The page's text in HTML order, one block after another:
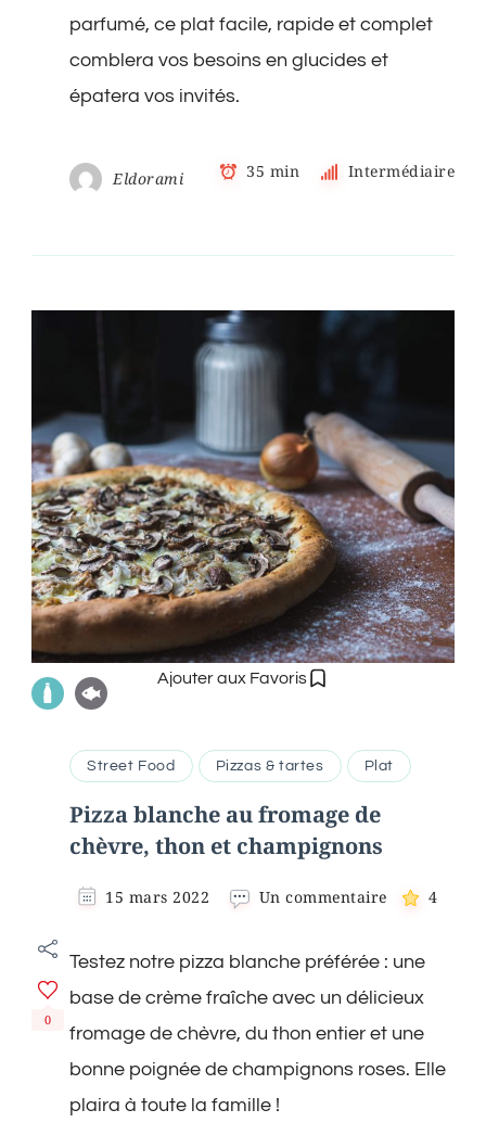
parfumé, ce plat facile, rapide et complet
comblera vos besoins en glucides et
épatera vos invités.
Eldorami 35 min Intermédiaire
Ajouter aux Favoris
Street Food Pizzas & tartes Plat
Pizza blanche au fromage de
chèvre, thon et champignons
15 mars 2022 Un commentairesur
au
fromage
de
chèvre,
et
4
0
Testez notre pizza blanche préférée : une
base de crème fraîche avec un délicieux
fromage de chèvre, du thon entier et une
bonne poignée de champignons roses. Elle
plaira à toute la famille !